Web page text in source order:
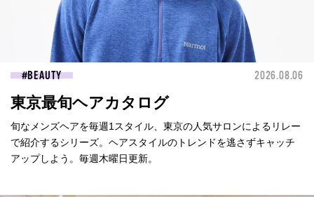
BEAUTY 2026.08.06
東京最旬ヘアカタログ
旬なメンズヘアを毎週1スタイル、東京の人気サロンによるリレー
で紹介するシリーズ。ヘアスタイルのトレンドを逃さずキャッチ
アップしよう。毎週木曜日更新。